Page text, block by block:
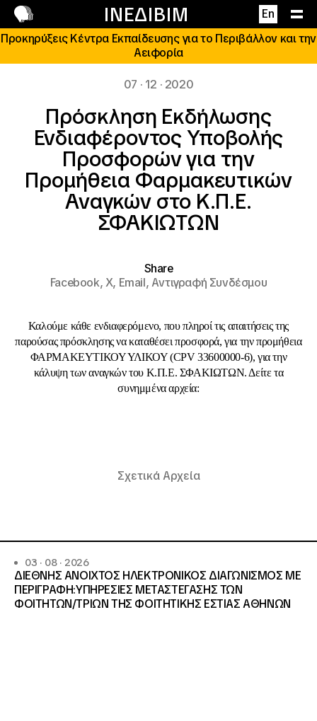
ΙΝΕΔΙΒΙΜ En
Επικοινωνία
Προκηρύξεις Κέντρα Εκπαίδευσης για το Περιβάλλον και την
Αειφορία
07 · 12 · 2020
Πρόσκληση Εκδήλωσης
Ενδιαφέροντος Υποβολής
Προσφορών για την
Προμήθεια Φαρμακευτικών
Αναγκών στο Κ.Π.Ε.
ΣΦΑΚΙΩΤΩΝ
Share
Facebook,X, Email,Αντιγραφή Συνδέσμου
Καλούμε κάθε ενδιαφερόμενο, που πληροί τις απαιτήσεις της
παρούσας πρόσκλησης να καταθέσει προσφορά, για την προμήθεια
ΦΑΡΜΑΚΕΥΤΙΚΟΥ ΥΛΙΚΟΥ (CPV 33600000-6), για την
κάλυψη των αναγκών του Κ.Π.Ε. ΣΦΑΚΙΩΤΩΝ. Δείτε τα
συνημμένα αρχεία:
Σχετικά Αρχεία
03 · 08 · 2026
ΔΙΕΘΝΗΣ ΑΝΟΙΧΤΟΣ ΗΛΕΚΤΡΟΝΙΚΟΣ ΔΙΑΓΩΝΙΣΜΟΣ ΜΕ
ΠΕΡΙΓΡΑΦΗ:ΥΠΗΡΕΣΙΕΣ METAΣΤΕΓΑΣΗΣ ΤΩΝ
ΦΟΙΤΗΤΩΝ/ΤΡΙΩΝ ΤΗΣ ΦΟΙΤΗΤΙΚΗΣ ΕΣΤΙΑΣ ΑΘΗΝΩΝ